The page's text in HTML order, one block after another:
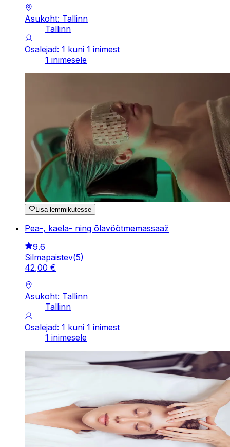
Asukoht: Tallinn
Tallinn
Osalejad: 1 kuni 1 inimest
1 inimesele
Lisa lemmikutesse
Pea-, kaela- ning õlavöötmemassaaž
9.6
Silmapaistev(5)
42,00 €
Asukoht: Tallinn
Tallinn
Osalejad: 1 kuni 1 inimest
1 inimesele